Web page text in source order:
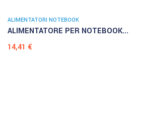
ALIMENTATORI NOTEBOOK
ALIMENTATORE PER NOTEBOOK...
Prezzo
14,41 €